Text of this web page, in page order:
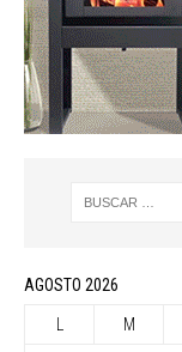
AGOSTO 2026
M